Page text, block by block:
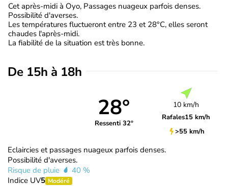
Cet après-midi à Oyo, Passages nuageux parfois denses.
Possibilité d'averses.
Les températures fluctueront entre 23 et 28°C, elles seront
chaudes l'après-midi.
La fiabilité de la situation est très bonne.
De 15h à 18h
28°
Ressenti 32°
10 km/h
Rafales15 km/h
>55 km/h
Eclaircies et passages nuageux parfois denses.
Possibilité d'averses.
Risque de pluie
40 %
Indice UV5 Modéré